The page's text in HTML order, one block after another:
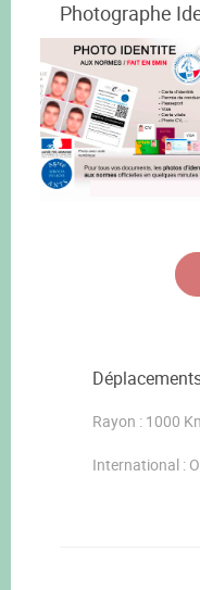
Photographe
Rayon : 1000
International :